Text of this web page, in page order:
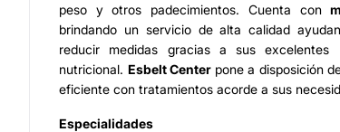
peso y otros padecimientos. Cuenta con
brindando un servicio de alta calidad
reducir medidas gracias a sus excelentes
nutricional. Esbelt Center pone a disposición
eficiente con tratamientos acorde a sus
Especialidades